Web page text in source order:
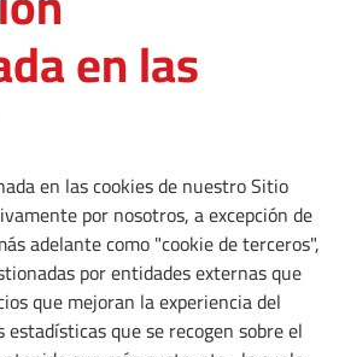
en las
en las cookies de nuestro Sitio
por nosotros, a excepción de
adelante como "cookie de terceros",
por entidades externas que
que mejoran la experiencia del
que se recogen sobre el